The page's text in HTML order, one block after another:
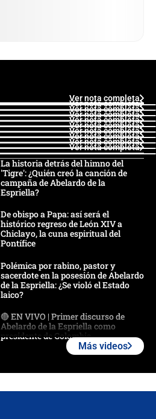
Ver nota completa
Ver nota completa
Ver nota completa
Ver nota completa
Ver nota completa
Ver nota completa
Ver nota completa
Ver nota completa
Ver nota completa
Ver nota completa
La historia detrás del himno del
'Tigre': ¿Quién creó la canción de
campaña de Abelardo de la
Espriella?
De obispo a Papa: así será el
histórico regreso de León XIV a
Chiclayo, la cuna espiritual del
Pontífice
Polémica por rabino, pastor y
sacerdote en la posesión de Abelardo
de la Espriella: ¿Se violó el Estado
laico?
🔴 EN VIVO | Primer discurso de
Abelardo de la Espriella como
presidente de Colombia
Más videos